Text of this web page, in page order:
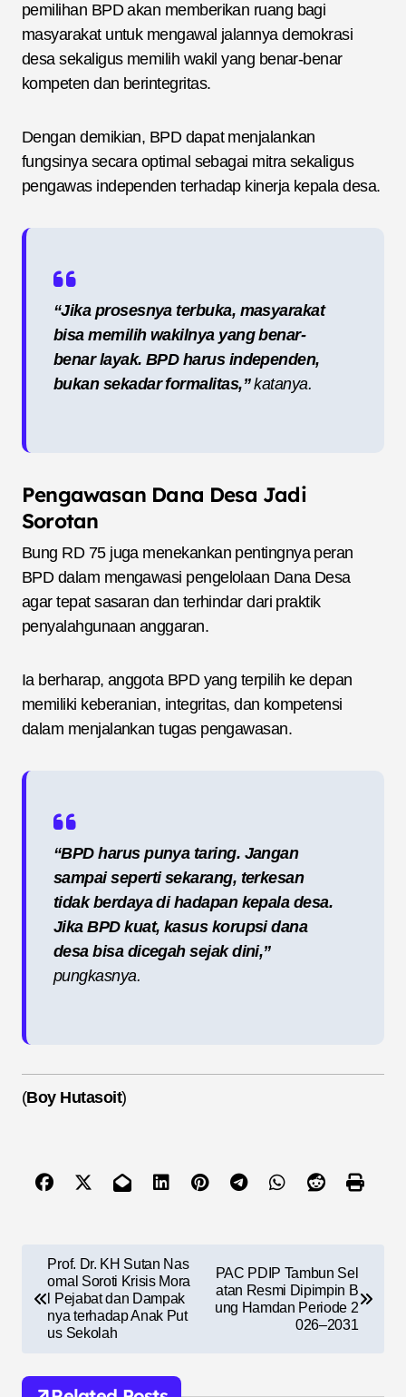
pemilihan BPD akan memberikan ruang bagi
masyarakat untuk mengawal jalannya demokrasi
desa sekaligus memilih wakil yang benar-benar
kompeten dan berintegritas.
Dengan demikian, BPD dapat menjalankan
fungsinya secara optimal sebagai mitra sekaligus
pengawas independen terhadap kinerja kepala desa.
“Jika prosesnya terbuka, masyarakat
bisa memilih wakilnya yang benar-
benar layak. BPD harus independen,
bukan sekadar formalitas,”katanya.
Pengawasan Dana Desa Jadi
Sorotan
Bung RD 75 juga menekankan pentingnya peran
BPD dalam mengawasi pengelolaan Dana Desa
agar tepat sasaran dan terhindar dari praktik
penyalahgunaan anggaran.
Ia berharap, anggota BPD yang terpilih ke depan
memiliki keberanian, integritas, dan kompetensi
dalam menjalankan tugas pengawasan.
“BPD harus punya taring. Jangan
sampai seperti sekarang, terkesan
tidak berdaya di hadapan kepala desa.
Jika BPD kuat, kasus korupsi dana
desa bisa dicegah sejak dini,”
pungkasnya.
(Boy Hutasoit)
g
Prof. Dr. KH Sutan Nas
omal Soroti Krisis Mora
l Pejabat dan Dampak
nya terhadap Anak Put
us Sekolah
PAC PDIP Tambun Sel
atan Resmi Dipimpin B
ung Hamdan Periode 2
026–2031